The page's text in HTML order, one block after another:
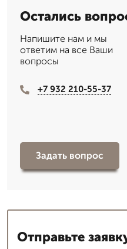
Остались
Напишите нам и мы
ответим на все Ваши
вопросы
+7 932 210-55-37
Задать вопрос
Отправьте